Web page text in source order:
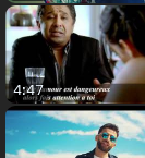
4:47